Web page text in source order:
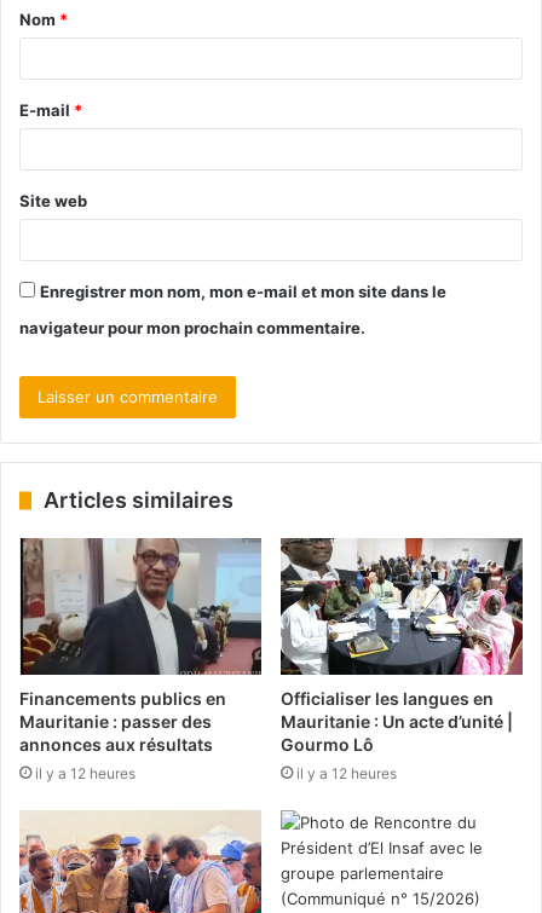
Nom *
E-mail *
Site web
Enregistrer mon nom, mon e-mail et mon site dans le
navigateur pour mon prochain commentaire.
Articles similaires
Financements publics en
Mauritanie : passer des
annonces aux résultats
il y a 12 heures
Officialiser les langues en
Mauritanie : Un acte d’unité |
Gourmo Lô
il y a 12 heures